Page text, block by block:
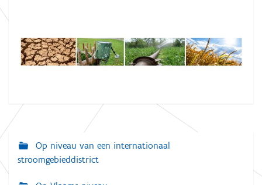
N
a
Op niveau van een internationaal
stroomgebieddistrict